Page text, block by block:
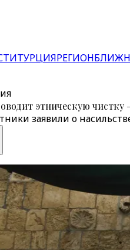
ТУРЦИЯРЕГИОН
этническую чистку
заявили о